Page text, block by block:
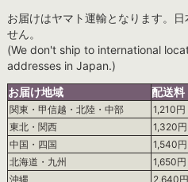
お届けはヤマト運輸となります。
せん。
(We don't ship to international
addresses in Japan.)
お届け地域
配送料
関東・甲信越・北陸・中部
1,210円
東北・関西
1,320円
中国・四国
1,540円
北海道・九州
1,650円
沖縄
2,640円